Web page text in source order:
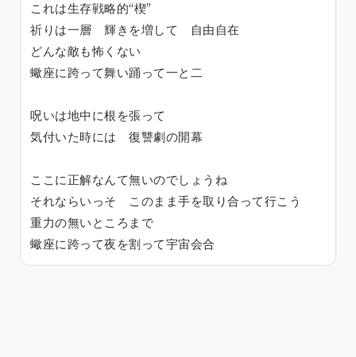
これは生存戦略的“楔”
祈りは一層 輝きを増して 自由自在
どんな敵も怖くない
蠍座に跨って舞い踊って一と二
呪いは地中に根を張って
気付いた時には 復讐劇の開幕
ここに正解なんて無いのでしょうね
それならいっそ このまま手を取り合って行こう
重力の無いところまで
蠍座に跨って夜を割って宇宙会合